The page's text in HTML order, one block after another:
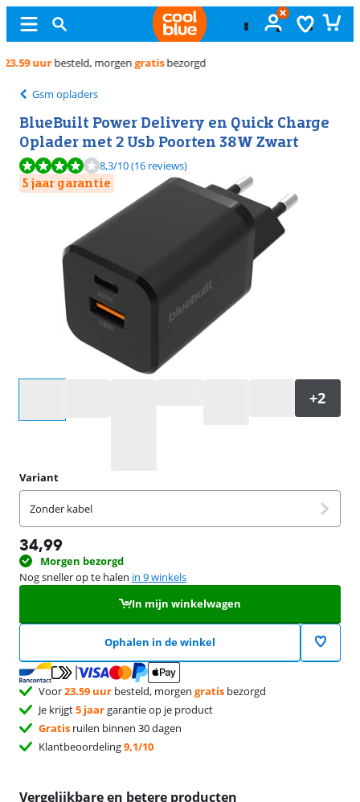
Gratisruilen
Gsm opladers
BlueBuilt Power Delivery en Quick Charge
Oplader met 2 Usb Poorten 38W Zwart
Beoordeling is 8,3 van de 10, gebaseerd op 16 reviews.
8,3/10(16 reviews)
5 jaar garantie
Variant
Zonder kabel
34,99
Morgen bezorgd
Nog sneller op te halen in 9 winkels
In mijn winkelwagen
Ophalen in de winkel
Voor23.59 uur besteld, morgen gratis bezorgd
Je krijgt5 jaargarantie op je product
Gratis ruilen binnen 30 dagen
Klantbeoordeling9,1/10
Vergelijkbare en betere producten